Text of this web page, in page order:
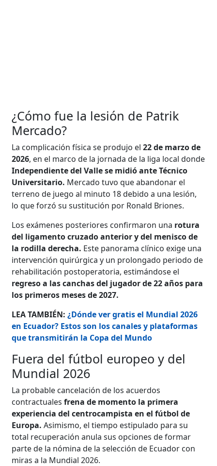
¿Cómo fue la lesión de Patrik
Mercado?
La complicación física se produjo el22 de marzo de
2026, en el marco de la jornada de la liga local donde
Independiente del Valle se midió ante Técnico
Universitario. Mercado tuvo que abandonar el
terreno de juego al minuto 18 debido a una lesión,
lo que forzó su sustitución por Ronald Briones.
Los exámenes posteriores confirmaron una rotura
del ligamento cruzado anterior y del menisco de
la rodilla derecha. Este panorama clínico exige una
intervención quirúrgica y un prolongado periodo de
rehabilitación postoperatoria, estimándose el
regreso a las canchas del jugador de 22 años para
los primeros meses de 2027.
LEA TAMBIÉN:¿Dónde ver gratis el Mundial 2026
en Ecuador? Estos son los canales y plataformas
que transmitirán la Copa del Mundo
Fuera del fútbol europeo y del
Mundial 2026
La probable cancelación de los acuerdos
contractualesfrena de momento la primera
experiencia del centrocampista en el fútbol de
Europa.Asimismo, el tiempo estipulado para su
total recuperación anula sus opciones de formar
parte de la nómina de la selección de Ecuador con
miras a la Mundial 2026.